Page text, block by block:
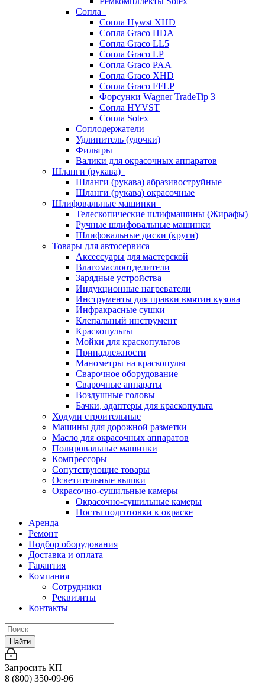
Сопла
Сопла Hywst XHD
Сопла Graco HDA
Сопла Graco LL5
Сопла Graco LP
Сопла Graco PAA
Сопла Graco XHD
Сопла Graco FFLP
Форсунки Wagner TradeTip 3
Сопла HYVST
Сопла Sotex
Соплодержатели
Удлинитель (удочки)
Фильтры
Валики для окрасочных аппаратов
Шланги (рукава)
Шланги (рукава) абразивоструйные
Шланги (рукава) окрасочные
Шлифовальные машинки
Телескопические шлифмашины (Жирафы)
Ручные шлифовальные машинки
Шлифовальные диски (круги)
Товары для автосервиса
Аксессуары для мастерской
Влагомаслоотделители
Зарядные устройства
Индукционные нагреватели
Инструменты для правки вмятин кузова
Инфракрасные сушки
Клепальный инструмент
Краскопульты
Мойки для краскопультов
Принадлежности
Манометры на краскопульт
Сварочное оборудование
Сварочные аппараты
Воздушные головы
Бачки, адаптеры для краскопульта
Ходули строительные
Машины для дорожной разметки
Масло для окрасочных аппаратов
Полировальные машинки
Компрессоры
Сопутствующие товары
Осветительные вышки
Окрасочно-сушильные камеры
Окрасочно-сушильные камеры
Посты подготовки к окраске
Аренда
Ремонт
Подбор оборудования
Доставка и оплата
Гарантия
Компания
Сотрудники
Реквизиты
Контакты
Найти
Запросить КП
8 (800) 350-09-96